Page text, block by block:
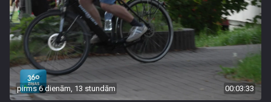
pirms 6 dienām, 13 stundām 00:03:33